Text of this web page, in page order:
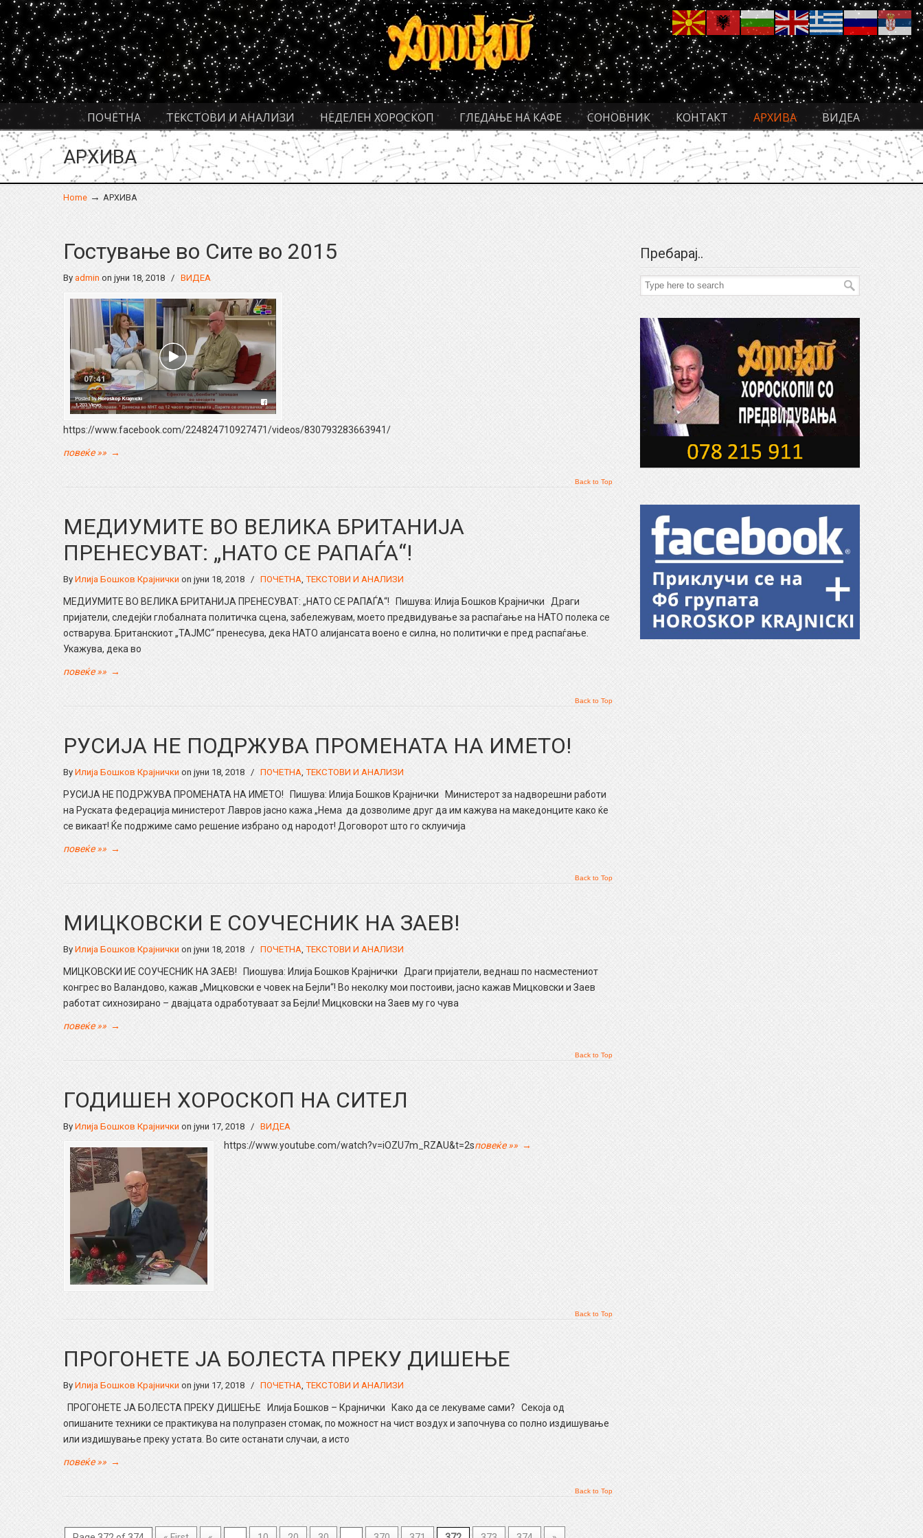
ПОЧЕТНА ТЕКСТОВИ И АНАЛИЗИ НЕДЕЛЕН ХОРОСКОП ГЛЕДАЊЕ НА КАФЕ СОНОВНИК КОНТАКТ АРХИВА ВИДЕА
Navigation
АРХИВА
Home → АРХИВА
Гостување во Сите во 2015
By admin on јуни 18, 2018 / ВИДЕА
https://www.facebook.com/224824710927471/videos/830793283663941/
повеќе »» →
Back to Top
МЕДИУМИТЕ ВО ВЕЛИКА БРИТАНИЈА
ПРЕНЕСУВАТ: „НАТО СЕ РАПАЃА“!
By Илија Бошков Крајнички on јуни 18, 2018 / ПОЧЕТНА, ТЕКСТОВИ И АНАЛИЗИ
МЕДИУМИТЕ ВО ВЕЛИКА БРИТАНИЈА ПРЕНЕСУВАТ: „НАТО СЕ РАПАЃА“! Пишува: Илија Бошков Крајнички Драги
пријатели, следејќи глобалната политичка сцена, забележувам, моето предвидување за распаѓање на НАТО полека се
остварува. Британскиот „ТАЈМС“ пренесува, дека НАТО алијансата воено е силна, но политички е пред распаѓање.
Укажува, дека во
повеќе »» →
Back to Top
РУСИЈА НЕ ПОДРЖУВА ПРОМЕНАТА НА ИМЕТО!
By Илија Бошков Крајнички on јуни 18, 2018 / ПОЧЕТНА, ТЕКСТОВИ И АНАЛИЗИ
РУСИЈА НЕ ПОДРЖУВА ПРОМЕНАТА НА ИМЕТО! Пишува: Илија Бошков Крајнички Министерот за надворешни работи
на Руската федерација министерот Лавров јасно кажа „Нема да дозволиме друг да им кажува на македонците како ќе
се викаат! Ќе подржиме само решение избрано од народот! Договорот што го склуичија
повеќе »» →
Back to Top
МИЦКОВСКИ Е СОУЧЕСНИК НА ЗАЕВ!
By Илија Бошков Крајнички on јуни 18, 2018 / ПОЧЕТНА, ТЕКСТОВИ И АНАЛИЗИ
МИЦКОВСКИ ИЕ СОУЧЕСНИК НА ЗАЕВ! Пиошува: Илија Бошков Крајнички Драги пријатели, веднаш по насместениот
конгрес во Валандово, кажав „Мицковски е човек на Бејли“! Во неколку мои постоиви, јасно кажав Мицковски и Заев
работат сихнозирано – двајцата одработуваат за Бејли! Мицковски на Заев му го чува
повеќе »» →
Back to Top
ГОДИШЕН ХОРОСКОП НА СИТЕЛ
By Илија Бошков Крајнички on јуни 17, 2018 / ВИДЕА
https://www.youtube.com/watch?v=iOZU7m_RZAU&t=2sповеќе »» →
Back to Top
ПРОГОНЕТЕ ЈА БОЛЕСТА ПРЕКУ ДИШЕЊЕ
By Илија Бошков Крајнички on јуни 17, 2018 / ПОЧЕТНА, ТЕКСТОВИ И АНАЛИЗИ
ПРОГОНЕТЕ ЈА БОЛЕСТА ПРЕКУ ДИШЕЊЕ Илија Бошков – Крајнички Како да се лекуваме сами? Секоја од
опишаните техники се практикува на полупразен стомак, по можност на чист воздух и започнува со полно издишување
или издишување преку устата. Во сите останати случаи, а исто
повеќе »» →
Back to Top
Пребарај..